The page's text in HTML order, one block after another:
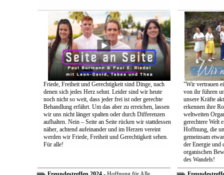
Friede, Freiheit und Gerechtigkeit sind Dinge, nach
denen sich jedes Herz sehnt. Leider sind wir heute
noch nicht so weit, dass jeder frei ist oder gerechte
Behandlung erfährt. Um das aber zu erreichen, lassen
wir uns nicht länger spalten oder durch Differenzen
aufhalten. Nein – Seite an Seite rücken wir stattdessen
näher, achtend aufeinander und im Herzen vereint
werden wir Friede, Freiheit und Gerechtigkeit sehen.
Für alle!
"Wir vertrauen
von ihr führen
unsere Kräfte
erkennen ihre
weltweiten
gerechtere Welt
Hoffnung, die
gemeinsam
der Energie und
organischen
des Wandels!